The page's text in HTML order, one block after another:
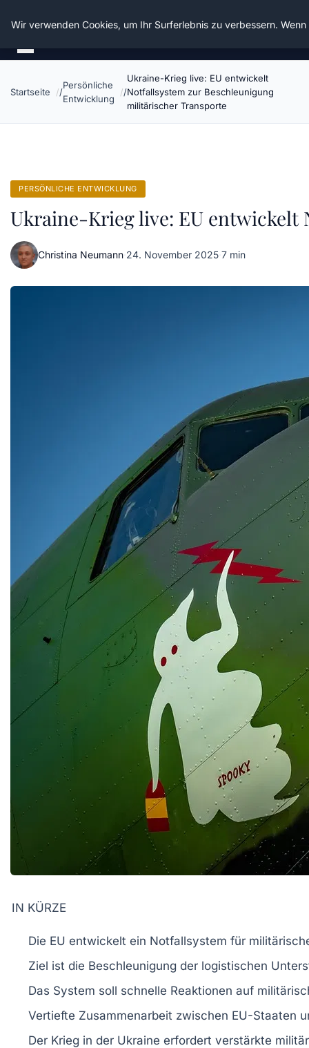
Die Schnitter
Startseite
Persönliche
Entwicklung
Ukraine-Krieg live: EU entwickelt
Notfallsystem zur Beschleunigung
militärischer Transporte
PERSÖNLICHE ENTWICKLUNG
Ukraine-Krieg live: EU
Christina Neumann·24. November 2025·7 min
IN KÜRZE
Die EU entwickelt ein Notfallsystem für
Ziel ist die Beschleunigung der logistischen
Das System soll schnelle Reaktionen auf
Vertiefte Zusammenarbeit zwischen EU-Staaten
Der Krieg in der Ukraine erfordert verstärkte
Wir verwenden Cookies, um Ihr Surferlebnis zu verbessern.